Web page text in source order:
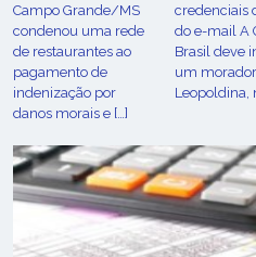
Campo Grande/MS
condenou uma rede
de restaurantes ao
pagamento de
indenização por
danos morais e […]
credenciais
do e-mail A
Brasil deve
um
Leopoldina,